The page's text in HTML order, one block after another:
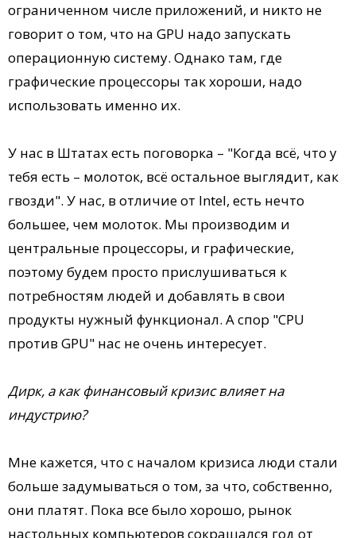
ограниченном числе приложений, и никто не
говорит о том, что на GPU надо запускать
операционную систему. Однако там, где
графические процессоры так хороши, надо
использовать именно их.
У нас в Штатах есть поговорка – "Когда всё, что у
тебя есть – молоток, всё остальное выглядит, как
гвозди". У нас, в отличие от Intel, есть нечто
большее, чем молоток. Мы производим и
центральные процессоры, и графические,
поэтому будем просто прислушиваться к
потребностям людей и добавлять в свои
продукты нужный функционал. А спор "CPU
против GPU" нас не очень интересует.
Дирк, а как финансовый кризис влияет на
индустрию?
Мне кажется, что с началом кризиса люди стали
больше задумываться о том, за что, собственно,
они платят. Пока все было хорошо, рынок
настольных компьютеров сокращался год от